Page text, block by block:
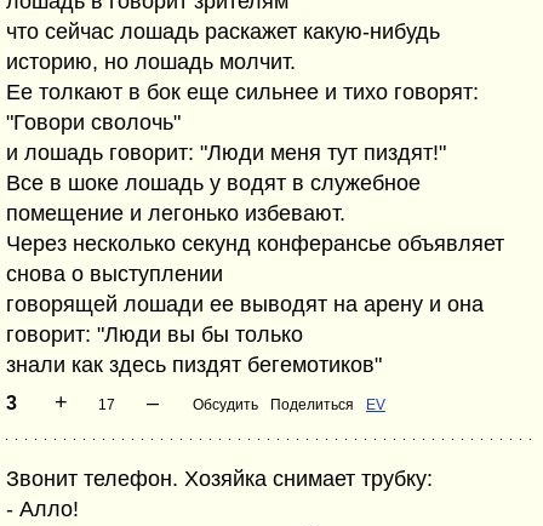
что сейчас лошадь раскажет какую-нибудь
историю, но лошадь молчит.
Ее толкают в бок еще сильнее и тихо говорят:
"Говори сволочь"
и лошадь говорит: "Люди меня тут пиздят!"
Все в шоке лошадь у водят в служебное
помещение и легонько избевают.
Через несколько секунд конферансье объявляет
снова о выступлении
говорящей лошади ее выводят на арену и она
говорит: "Люди вы бы только
знали как здесь пиздят бегемотиков"
3 + 17 – Обсудить Поделиться EV
Звонит телефон. Хозяйка снимает трубку:
- Алло!